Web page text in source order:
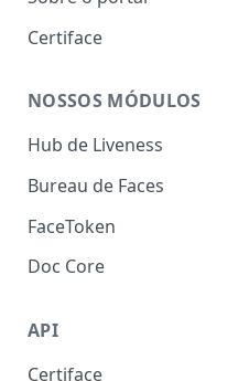
Certiface
Certiface AT
NOSSOS MÓDULOS
Hub de Liveness
Liveness Ativo
Liveness Passivo
Liveness Híbrido
Bureau de Faces
FaceToken
Doc Core
OCR
API
Certiface